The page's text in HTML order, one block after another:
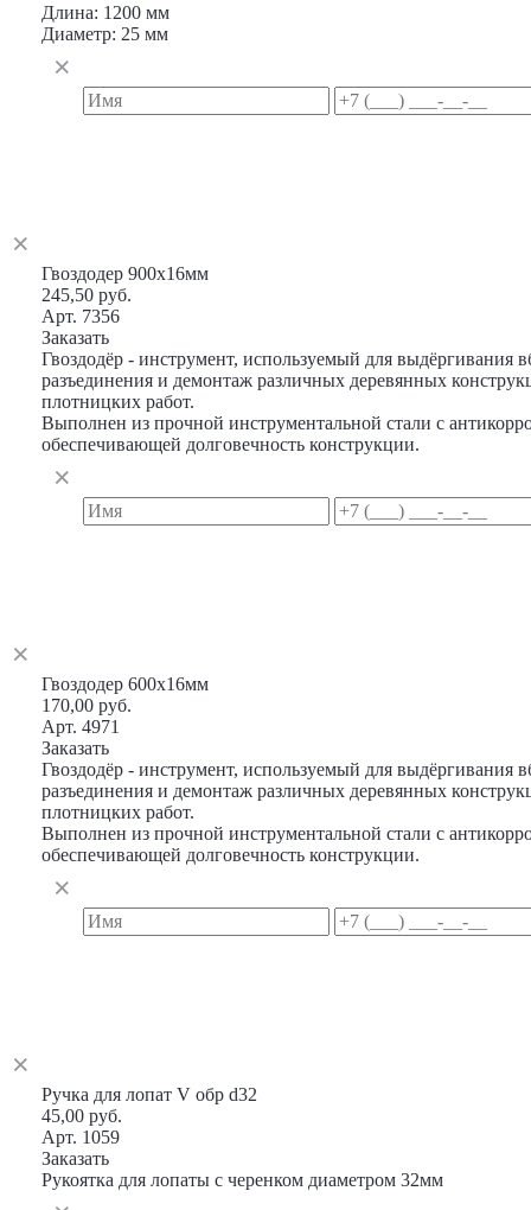
Длина: 1200 мм
Диаметр: 25 мм
Гвоздодер 900х16мм
245,50 руб.
Арт. 7356
Заказать
Гвоздодёр - инструмент, используемый для выдёргивания
разъединения и демонтаж различных деревянных
плотницких работ.
Выполнен из прочной инструментальной стали с
обеспечивающей долговечность конструкции.
Гвоздодер 600х16мм
170,00 руб.
Арт. 4971
Заказать
Гвоздодёр - инструмент, используемый для выдёргивания
разъединения и демонтаж различных деревянных
плотницких работ.
Выполнен из прочной инструментальной стали с
обеспечивающей долговечность конструкции.
Ручка для лопат V обр d32
45,00 руб.
Арт. 1059
Заказать
Рукоятка для лопаты с черенком диаметром 32мм